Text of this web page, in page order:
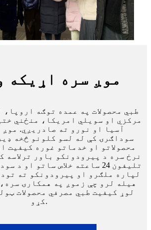
موږ سره اړیکه
مرکزي او سویلي امریکا، منځني
آسیا او نورو ته صادریږي. موږ
سوداګرۍ کې له لسو کلونو څخه
محصولاتو او خدماتو غوره کیفیت
نرخ سره د پیرودونکو باور ترلاسه
تلیفون 24 ساعته خلاص ساتو او
لپاره ملګرو او پیرودونکو ته
هیله لرو چې زموږ په همکارۍ
لوړ کیفیت طبي مصرفي محصولات
کړو.